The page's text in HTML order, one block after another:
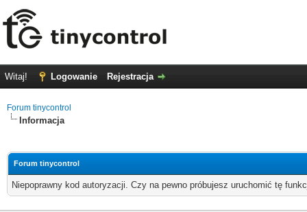
Witaj! Logowanie Rejestracja
Forum tinycontrol
Informacja
Forum tinycontrol
Niepoprawny kod autoryzacji. Czy na pewno próbujesz uruchomić tę